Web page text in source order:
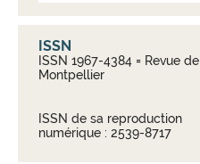
ISSN
ISSN 1967-4384 = Revue de
Montpellier
ISSN de sa reproduction
numérique : 2539-8717